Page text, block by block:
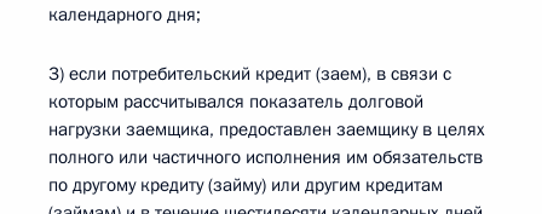
календарного дня;
3) если потребительский кредит (заем), в связи с
которым рассчитывался показатель долговой
нагрузки заемщика, предоставлен заемщику в целях
полного или частичного исполнения им обязательств
по другому кредиту (займу) или другим кредитам